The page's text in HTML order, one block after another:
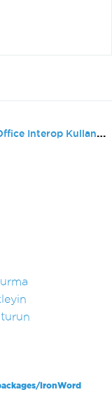
C#'da Office Interop Kullanmadan Wo...
IronWord